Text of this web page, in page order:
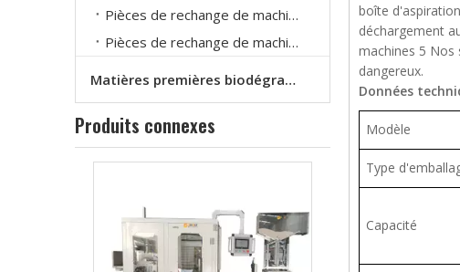
Pièces de rechange de machine à courbier de paille
Pièces de rechange de machine à paille de papier
Matières premières biodégradables
Produits connexes
boîte
déchargement
machines 5 Nos
dangereux.
Données
Modèle
Type
Capacité